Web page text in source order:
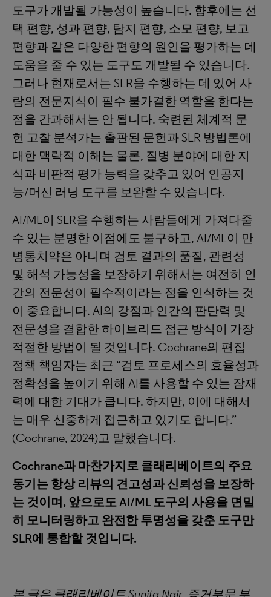
도구가 개발될 가능성이 높습니다. 향후에는 선
택 편향, 성과 편향, 탐지 편향, 소모 편향, 보고
편향과 같은 다양한 편향의 원인을 평가하는 데
도움을 줄 수 있는 도구도 개발될 수 있습니다.
그러나 현재로서는 SLR을 수행하는 데 있어 사
람의 전문지식이 필수 불가결한 역할을 한다는
점을 간과해서는 안 됩니다. 숙련된 체계적 문
헌 고찰 분석가는 출판된 문헌과 SLR 방법론에
대한 맥락적 이해는 물론, 질병 분야에 대한 지
식과 비판적 평가 능력을 갖추고 있어 인공지
능/머신 러닝 도구를 보완할 수 있습니다.
AI/ML이 SLR을 수행하는 사람들에게 가져다줄
수 있는 분명한 이점에도 불구하고, AI/ML이 만
병통치약은 아니며 검토 결과의 품질, 관련성
및 해석 가능성을 보장하기 위해서는 여전히 인
간의 전문성이 필수적이라는 점을 인식하는 것
이 중요합니다. AI의 강점과 인간의 판단력 및
전문성을 결합한 하이브리드 접근 방식이 가장
적절한 방법이 될 것입니다. Cochrane의 편집
정책 책임자는 최근 “검토 프로세스의 효율성과
정확성을 높이기 위해 AI를 사용할 수 있는 잠재
력에 대한 기대가 큽니다. 하지만, 이에 대해서
는 매우 신중하게 접근하고 있기도 합니다.”
(Cochrane, 2024)고 말했습니다.
Cochrane과 마찬가지로 클래리베이트의 주요
동기는 항상 리뷰의 견고성과 신뢰성을 보장하
는 것이며, 앞으로도 AI/ML 도구의 사용을 면밀
히 모니터링하고 완전한 투명성을 갖춘 도구만
SLR에 통합할 것입니다.
본 글은 클래리베이트Sunita Nair, 증거부문 부